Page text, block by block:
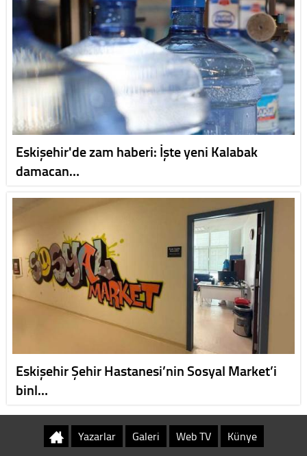
Eskişehir'de zam haberi: İşte yeni Kalabak
damacan…
Eskişehir Şehir Hastanesi’nin Sosyal Market’i
binl…
Yazarlar Galeri Web TV Künye